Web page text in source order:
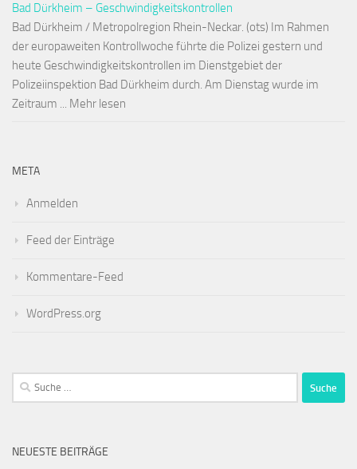
Bad Dürkheim – Geschwindigkeitskontrollen
Bad Dürkheim / Metropolregion Rhein-Neckar. (ots) Im Rahmen
der europaweiten Kontrollwoche führte die Polizei gestern und
heute Geschwindigkeitskontrollen im Dienstgebiet der
Polizeiinspektion Bad Dürkheim durch. Am Dienstag wurde im
Zeitraum ... Mehr lesen
META
Anmelden
Feed der Einträge
Kommentare-Feed
WordPress.org
Suche
nach:
NEUESTE BEITRÄGE